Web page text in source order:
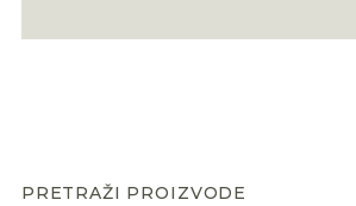
PRETRAŽI PROIZVODE